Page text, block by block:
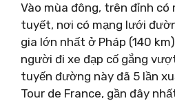
Vào mùa đông, trên đỉnh
tuyết, nơi có mạng lưới
gia lớn nhất ở Pháp (140
người đi xe đạp cố gắng
tuyến đường này đã 5 lần
Tour de France, gần đây